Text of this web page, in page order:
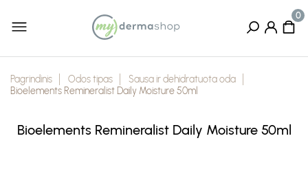
Pagrindinis Odos tipas
Sausa ir dehidratuota oda
Bioelements Remineralist Daily Moisture 50ml
Bioelements Remineralist Daily Moisture 50ml